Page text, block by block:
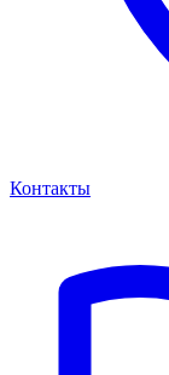
Контакты